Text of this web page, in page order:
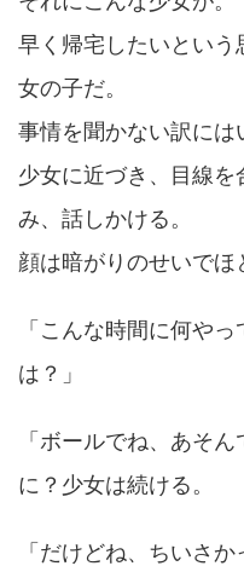
早く帰宅したいとい
女の子だ。
事情を聞かない訳には
少女に近づき、目線を
み、話しかける。
顔は暗がりのせいでほ
「こんな時間に何や
は？」
「ボールでね、あそ
に？少女は続ける。
「だけどね、ちいさ